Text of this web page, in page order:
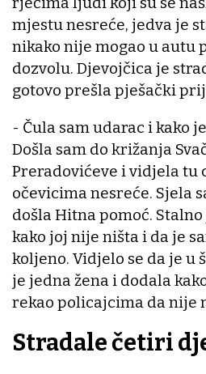
mjestu nesreće, jedva je
nikako nije mogao u autu
dozvolu. Djevojčica je
gotovo prešla pješački
- Čula sam udarac i kako
Došla sam do križanja
Preradovićeve i vidjela tu
očevicima nesreće. Sjela
došla Hitna pomoć.
kako joj nije ništa i da je
koljeno. Vidjelo se da je u
je jedna žena i dodala
rekao policajcima da nije
Stradale četiri